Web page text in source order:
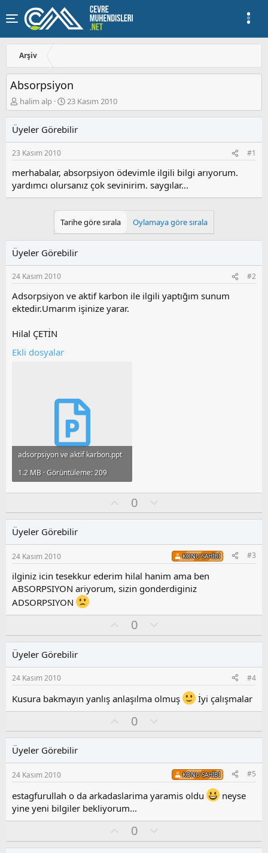
Arşiv
Absorpsiyon
K
o
u
y
u
a
ş
l
n
halim alp
B
a
l
a
ı
ç
t
a
r
h
i
23 Kasım 2010
Üyeler Görebilir
23 Kasım 2010 #1
merhabalar, absorpsiyon ödevimle ilgili bilgi arıyorum.
yardımcı olursanız çok sevinirim. saygılar...
Tarihe göre sırala Oylamaya göre sırala
Üyeler Görebilir
24 Kasım 2010 #2
Adsorpsiyon ve aktif karbon ile ilgili yaptığım sunum
ektedir.Umarım işinize yarar.
Hilal ÇETİN
Ekli dosyalar
adsorpsiyon ve aktif karbon.ppt
1.2 MB · Görüntüleme: 209
y
0
l
s
u
z
o
y
Üyeler Görebilir
24 Kasım 2010 KONU SAHIBI #3
ilginiz icin tesekkur ederim hilal hanim ama ben
ABSORPSIYON ariyorum, sizin gonderdiginiz
ADSORPSIYON
y
0
l
s
u
z
o
l
Üyeler Görebilir
24 Kasım 2010 #4
Kusura bakmayın yanlış anlaşılma olmuş İyi çalışmalar
y
0
l
s
u
z
o
a
Üyeler Görebilir
24 Kasım 2010 KONU SAHIBI #5
estagfurullah o da arkadaslarima yaramis oldu
neyse
yine yeni bilgiler bekliyorum...
y
0
l